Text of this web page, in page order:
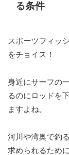
る条件
スポーツフィッ
をチョイス！
身近にサーフの
るのにロッドを
ますよね。
河川や湾奥で釣
求められるため